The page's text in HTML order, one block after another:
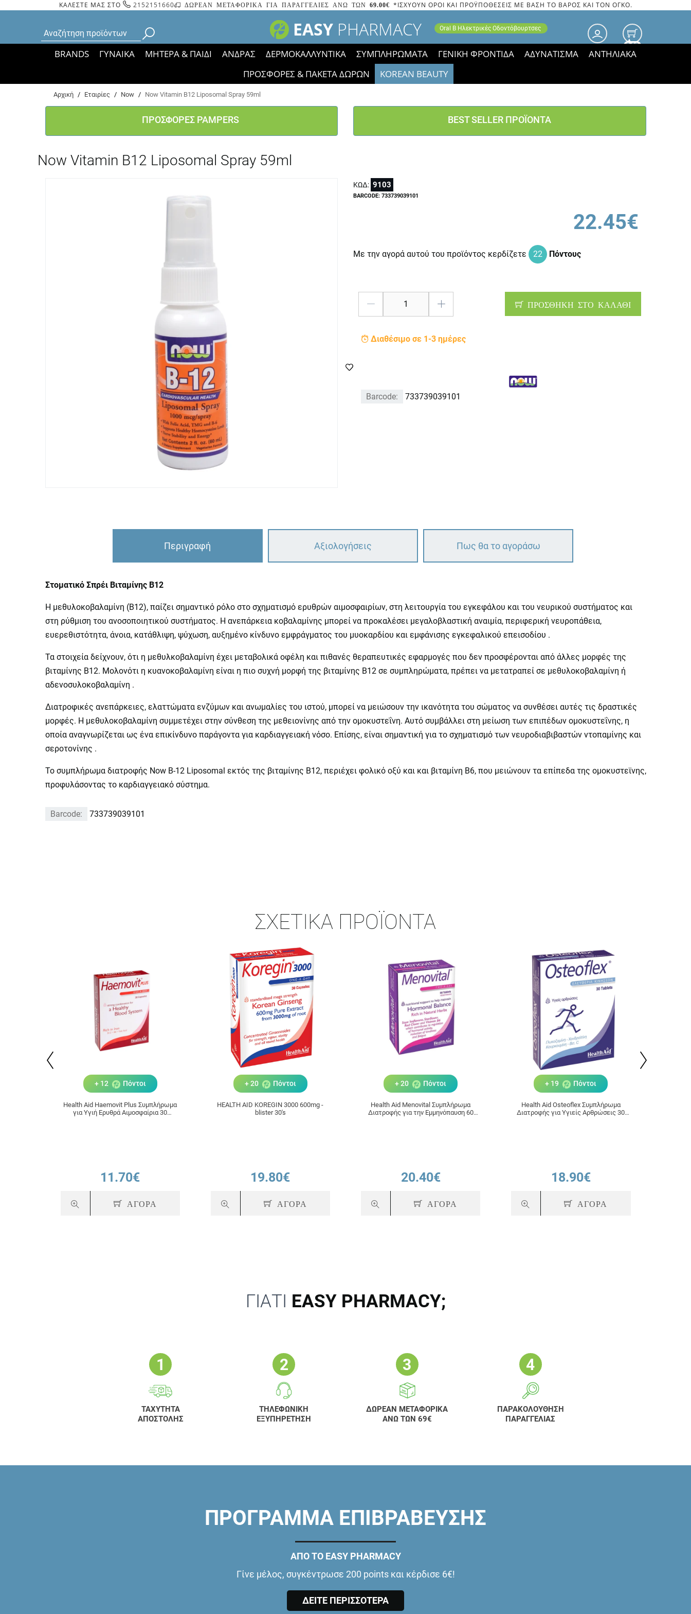
ΚΑΛΕΣΤΕ ΜΑΣ ΣΤΟ 2152151660 ΔΩΡΕΑΝ ΜΕΤΑΦΟΡΙΚΑ ΓΙΑ ΠΑΡΑΓΓΕΛΙΕΣ ΑΝΩ ΤΩΝ 69.00€ *ΙΣΧΥΟΥΝ ΟΡΟΙ ΚΑΙ ΠΡΟΫΠΟΘΕΣΕΙΣ ΜΕ ΒΑΣΗ ΤΟ ΒΑΡΟΣ ΚΑΙ ΤΟΝ ΟΓΚΟ.
EASY PHARMACY Oral B Ηλεκτρικές Οδοντόβουρτσες
0.00
BRANDS ΓΥΝΑΙΚΑ ΜΗΤΕΡΑ & ΠΑΙΔΙ ΑΝΔΡΑΣ ΔΕΡΜΟΚΑΛΛΥΝΤΙΚΑ ΣΥΜΠΛΗΡΩΜΑΤΑ ΓΕΝΙΚΗ ΦΡΟΝΤΙΔΑ ΑΔΥΝΑΤΙΣΜΑ
ΑΝΤΗΛΙΑΚΑ
ΠΡΟΣΦΟΡΕΣ & ΠΑΚΕΤΑ ΔΩΡΩΝ
KOREAN BEAUTY
Bάσει ΦΕΚ 35935/2023 τα εικονίδια των εκπτώσεων έφυγαν, οι χαμηλές μας τιμές ΠΑΡΑΜΕΝΟΥΝ!
Αρχική / Εταιρίες / Now / Now Vitamin B12 Liposomal Spray 59ml
ΠΡΟΣΦΟΡΕΣ PAMPERS BEST SELLER ΠΡΟΪΟΝΤΑ
Now Vitamin B12 Liposomal Spray 59ml
ΚΩΔ: 9103
BARCODE: 733739039101
22.45€
Με την αγορά αυτού του προϊόντος κερδίζετε 22 Πόντους
ΠΡΟΣΘΗΚΗ ΣΤΟ ΚΑΛΑΘΙ
Διαθέσιμο σε 1-3 ημέρες
Barcode: 733739039101
Περιγραφή Αξιολογήσεις Πως θα το αγοράσω
Στοματικό Σπρέι Βιταμίνης B12
Η μεθυλοκοβαλαμίνη (Β12), παίζει σημαντικό ρόλο στο σχηματισμό ερυθρών αιμοσφαιρίων, στη λειτουργία του εγκεφάλου και του νευρικού συστήματος και
στη ρύθμιση του ανοσοποιητικού συστήματος. Η ανεπάρκεια κοβαλαμίνης μπορεί να προκαλέσει μεγαλοβλαστική αναιμία, περιφερική νευροπάθεια,
ευερεθιστότητα, άνοια, κατάθλιψη, ψύχωση, αυξημένο κίνδυνο εμφράγματος του μυοκαρδίου και εμφάνισης εγκεφαλικού επεισοδίου .
Τα στοιχεία δείχνουν, ότι η μεθυλκοβαλαμίνη έχει μεταβολικά οφέλη και πιθανές θεραπευτικές εφαρμογές που δεν προσφέρονται από άλλες μορφές της
βιταμίνης Β12. Μολονότι η κυανοκοβαλαμίνη είναι η πιο συχνή μορφή της βιταμίνης Β12 σε συμπληρώματα, πρέπει να μετατραπεί σε μεθυλοκοβαλαμίνη ή
αδενοσυλοκοβαλαμίνη .
Διατροφικές ανεπάρκειες, ελαττώματα ενζύμων και ανωμαλίες του ιστού, μπορεί να μειώσουν την ικανότητα του σώματος να συνθέσει αυτές τις δραστικές
μορφές. Η μεθυλοκοβαλαμίνη συμμετέχει στην σύνθεση της μεθειονίνης από την ομοκυστεΐνη. Αυτό συμβάλλει στη μείωση των επιπέδων ομοκυστεΐνης, η
οποία αναγνωρίζεται ως ένα επικίνδυνο παράγοντα για καρδιαγγειακή νόσο. Επίσης, είναι σημαντική για το σχηματισμό των νευροδιαβιβαστών ντοπαμίνης και
σεροτονίνης .
Το συμπλήρωμα διατροφής Now B-12 Liposomal εκτός της βιταμίνης Β12, περιέχει φολικό οξύ και και βιταμίνη Β6, που μειώνουν τα επίπεδα της ομοκυστεϊνης,
προφυλάσοντας το καρδιαγγειακό σύστημα.
Barcode: 733739039101
ΣΧΕΤΙΚΆ ΠΡΟΪΌΝΤΑ
+ 12 Πόντοι
Health Aid Haemovit Plus Συμπλήρωμα
για Υγιή Ερυθρά Αιμοσφαίρια 30
11.70€
ΑΓΟΡΑ
+ 20 Πόντοι
HEALTH AID KOREGIN 3000 600mg -
blister 30's
19.80€
ΑΓΟΡΑ
+ 20 Πόντοι
Health Aid Menovital Συμπλήρωμα
Διατροφής για την Εμμηνόπαυση 60
20.40€
ΑΓΟΡΑ
+ 19 Πόντοι
Health Aid Osteoflex Συμπλήρωμα
Διατροφής για Υγιείς Αρθρώσεις 30
18.90€
ΑΓΟΡΑ
ΓΙΑΤΙ EASY PHARMACY;
ΤΑΧΥΤΗΤΑ
ΑΠΟΣΤΟΛΗΣ
ΤΗΛΕΦΩΝΙΚΗ
ΕΞΥΠΗΡΕΤΗΣΗ
ΔΩΡΕΑΝ ΜΕΤΑΦΟΡΙΚΑ
ΑΝΩ ΤΩΝ 69€
ΠΑΡΑΚΟΛΟΥΘΗΣΗ
ΠΑΡΑΓΓΕΛΙΑΣ
ΠΡΟΓΡΑΜΜΑ ΕΠΙΒΡΑΒΕΥΣΗΣ
ΑΠΟ ΤΟ EASY PHARMACY
Γίνε μέλος, συγκέντρωσε 200 points και κέρδισε 6€!
ΔΕΙΤΕ ΠΕΡΙΣΣΟΤΕΡΑ